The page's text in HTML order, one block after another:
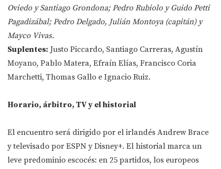
Oviedo y Santiago Grondona; Pedro Rubiolo y Guido Petti
Pagadizábal; Pedro Delgado, Julián Montoya (capitán) y
Mayco Vivas.
Suplentes: Justo Piccardo, Santiago Carreras, Agustín
Moyano, Pablo Matera, Efraín Elías, Francisco Coria
Marchetti, Thomas Gallo e Ignacio Ruiz.
Horario, árbitro, TV y el historial
El encuentro será dirigido por el irlandés Andrew Brace
y televisado por ESPN y Disney+. El historial marca un
leve predominio escocés: en 25 partidos, los europeos